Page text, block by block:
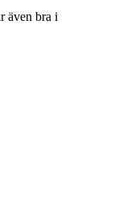
även bra i